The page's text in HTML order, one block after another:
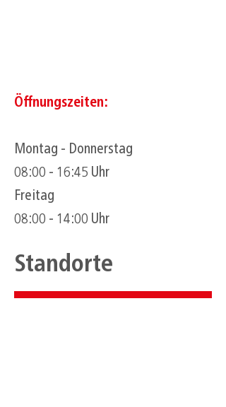
Öffnungszeiten:
Montag - Donnerstag
08:00 - 16:45 Uhr
Freitag
08:00 - 14:00 Uhr
Standorte